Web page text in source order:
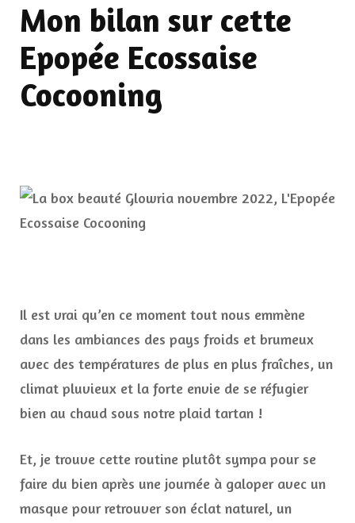
Mon bilan sur cette
Epopée Ecossaise
Cocooning
Il est vrai qu’en ce moment tout nous emmène
dans les ambiances des pays froids et brumeux
avec des températures de plus en plus fraîches, un
climat pluvieux et la forte envie de se réfugier
bien au chaud sous notre plaid tartan !
Et, je trouve cette routine plutôt sympa pour se
faire du bien après une journée à galoper avec un
masque pour retrouver son éclat naturel, un